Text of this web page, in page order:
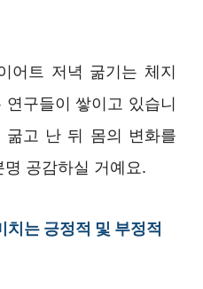
어트 저녁 굶기는 체지
구들이 쌓이고 있습니
고 난 뒤 몸의 변화를
공감하실 거예요.
치는 긍정적 및 부정적